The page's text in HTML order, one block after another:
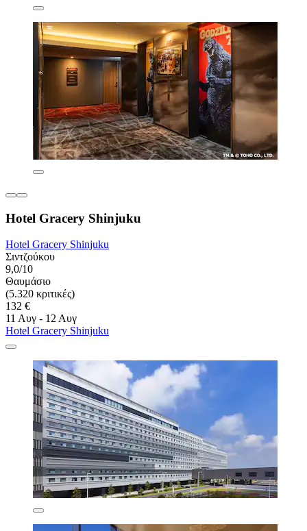
Hotel Gracery Shinjuku
Hotel Gracery Shinjuku
Σιντζούκου
9,0/10
Θαυμάσιο
(5.320 κριτικές)
132 €
11 Αυγ - 12 Αυγ
Hotel Gracery Shinjuku